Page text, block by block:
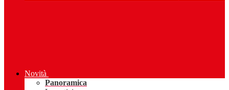
Novità
Panoramica